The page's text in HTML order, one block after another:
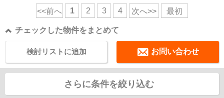
<<前へ 1 2 3 4 次へ>> 最初
チェックした物件をまとめて
お問い合わせ
検討リストに追加
さらに条件を絞り込む